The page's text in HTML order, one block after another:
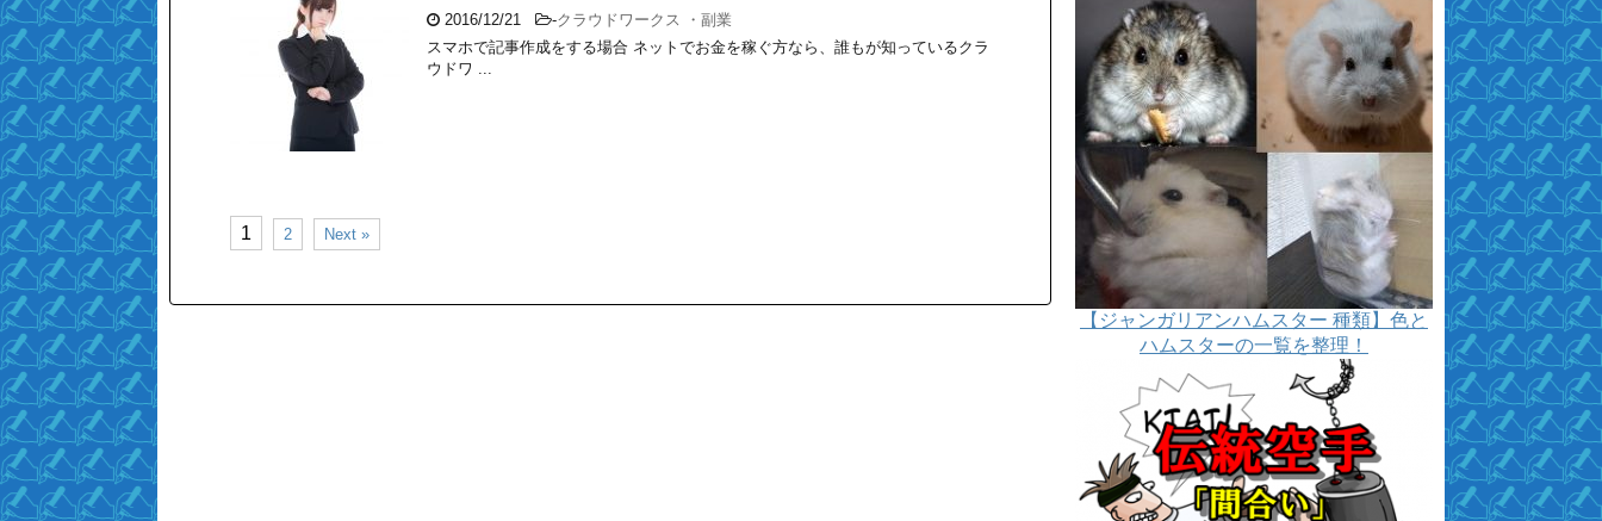
2016/12/21 -クラウドワークス ・副業
スマホで記事作成をする場合 ネットでお金を稼ぐ方なら、誰もが知っているクラ
ウドワ ...
1 2 Next »
【ジャンガリアンハムスター 種類】色と
ハムスターの一覧を整理！